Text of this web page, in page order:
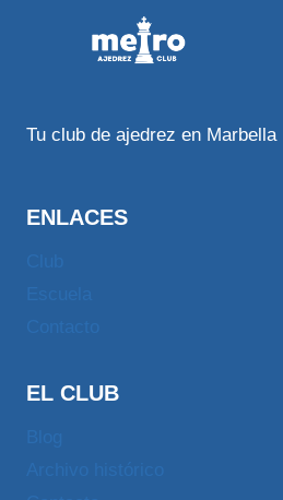
Tu club de ajedrez en Marbella
ENLACES
EL CLUB